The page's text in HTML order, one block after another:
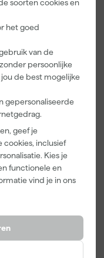
soorten cookies en
het goed
van de
persoonlijke
de best mogelijke
gepersonaliseerde
geef je
cookies, inclusief
Kies je
functionele en
vind je in ons
Go!Paint Roll
Verfemmer -
8L + 5
en deksel
bezorgd
10,99
incl. BTW